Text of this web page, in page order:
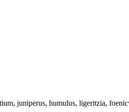
juniperus, humulus, ligeritzia,